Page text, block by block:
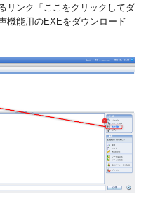
リンク「ここをクリックしてダ
機能用のEXEをダウンロード